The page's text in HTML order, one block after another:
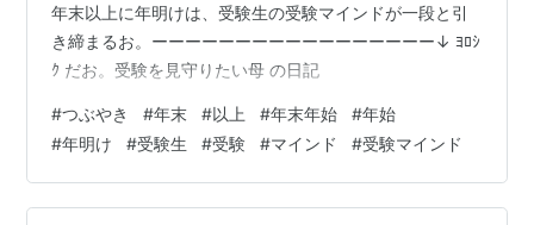
年末以上に年明けは、受験生の受験マインドが一段と引
き締まるお。ーーーーーーーーーーーーーーーーー↓ ﾖﾛｼ
ｸ だお。受験を見守りたい母 の日記
#つぶやき #年末 #以上 #年末年始 #年始
#年明け #受験生 #受験 #マインド #受験マインド